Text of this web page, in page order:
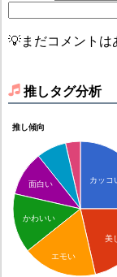
💡まだコメントは
推しタグ分析
推し傾向
カッコ
美
面白い
かわいい
エモい